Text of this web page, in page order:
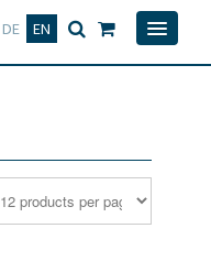
DE EN
Deutsch